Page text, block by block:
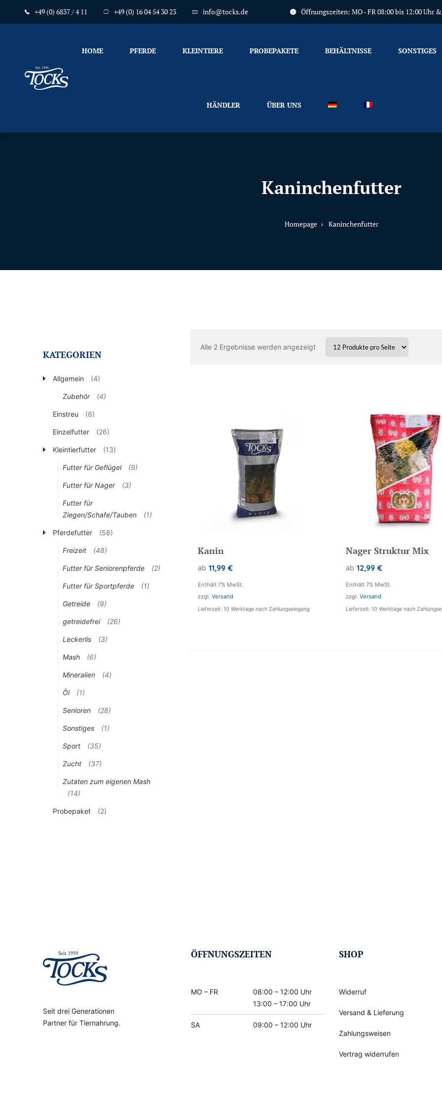
+49 (0) 6837 / 4 11 +49 (0) 16 04 54 30 23 info@tocks.de Öffnungszeiten: MO - FR 08:00 bis 12:00 Uhr
mögen
HOME PFERDE KLEINTIERE PROBEPAKETE BEHÄLTNISSE SONSTIGES
HÄNDLER ÜBER UNS
Kaninchenfutter
Homepage Kaninchenfutter
KATEGORIEN
Allgemein (4)
Zubehör (4)
Einstreu (6)
Einzelfutter (26)
Kleintierfutter (13)
Futter für Geflügel (9)
Futter für Nager (3)
Futter für
Ziegen/Schafe/Tauben
(1)
Pferdefutter (58)
Freizeit (48)
Futter für Seniorenpferde (2)
Futter für Sportpferde (1)
Getreide (9)
getreidefrei (26)
Leckerlis (3)
Mash (6)
Mineralien (4)
Öl (1)
Senioren (28)
Sonstiges (1)
Sport (35)
Zucht (37)
Zutaten zum eigenen Mash
(14)
Probepaket (2)
Alle 2 Ergebnisse werden angezeigt
Kanin
ab 11,99 €
Enthält 7% MwSt.
zzgl. Versand
Lieferzeit: 10 Werktage nach Zahlungseingang
Nager Struktur Mix
ab 12,99 €
Enthält 7% MwSt.
zzgl.Versand
Lieferzeit: 10 Werktage nach
Seit drei Generationen
Partner für Tiernahrung.
ÖFFNUNGSZEITEN
MO – FR
08:00 – 12:00 Uhr
13:00 – 17:00 Uhr
SA 09:00 – 12:00 Uhr
SHOP
Widerruf
Versand & Lieferung
Zahlungsweisen
Vertrag widerrufen